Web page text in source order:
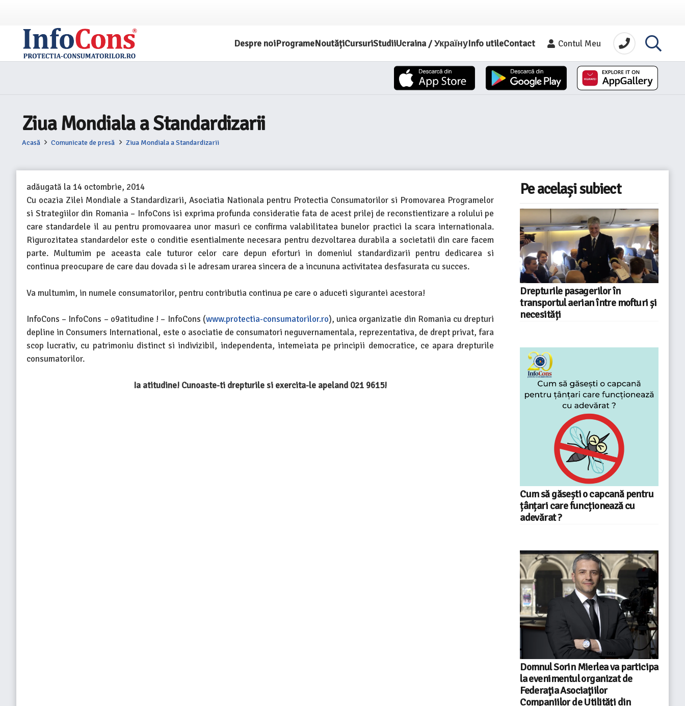
Despre noiProgrameNoutățiCursuriStudiiUcraina / УкраїнуInfo utileContact Contul Meu
Ziua Mondiala a Standardizarii
Acasă Comunicate de presă Ziua Mondiala a Standardizarii
adăugată la 14 octombrie, 2014
Cu ocazia Zilei Mondiale a Standardizarii, Asociatia Nationala pentru Protectia Consumatorilor si Promovarea Programelor
si Strategiilor din Romania – InfoCons isi exprima profunda consideratie fata de acest prilej de reconstientizare a rolului pe
care standardele il au pentru promovaarea unor masuri ce confirma valabilitatea bunelor practici la scara internationala.
Rigurozitatea standardelor este o conditie esentialmente necesara pentru dezvoltarea durabila a societatii din care facem
parte. Multumim pe aceasta cale tuturor celor care depun eforturi in domeniul standardizarii pentru dedicarea si
continua preocupare de care dau dovada si le adresam urarea sincera de a incununa activitatea desfasurata cu succes.
Va multumim, in numele consumatorilor, pentru contributia continua pe care o aduceti sigurantei acestora!
InfoCons – InfoCons – o9atitudine ! – InfoCons (www.protectia-consumatorilor.ro), unica organizatie din Romania cu drepturi
depline in Consumers International, este o asociatie de consumatori neguvernamentala, reprezentativa, de drept privat, fara
scop lucrativ, cu patrimoniu distinct si indivizibil, independenta, intemeiata pe principii democratice, ce apara drepturile
consumatorilor.
Ia atitudine! Cunoaste-ti drepturile si exercita-le apeland 021 9615!
Pe același subiect
Drepturile pasagerilor în
transportul aerian între mofturi și
necesități
Cum să găsești o capcană pentru
țânțari care funcționează cu
adevărat ?
Domnul Sorin Mierlea va participa
la evenimentul organizat de
Federaţia Asociaţiilor
Companiilor de Utilităţi din